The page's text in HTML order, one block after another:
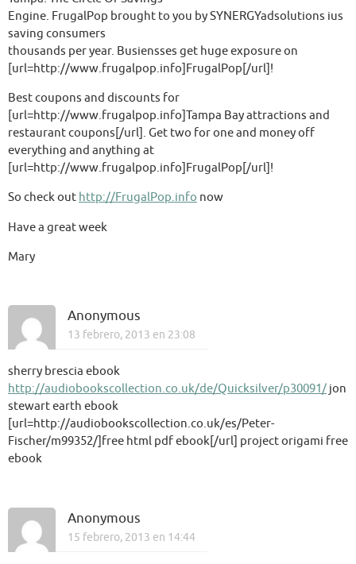
Engine. FrugalPop brought to you by SYNERGYadsolutions ius
saving consumers
thousands per year. Busiensses get huge exposure on
[url=http://www.frugalpop.info]FrugalPop[/url]!
Best coupons and discounts for
[url=http://www.frugalpop.info]Tampa Bay attractions and
restaurant coupons[/url]. Get two for one and money off
everything and anything at
[url=http://www.frugalpop.info]FrugalPop[/url]!
So check out http://FrugalPop.info now
Have a great week
Mary
Anonymous
13 febrero, 2013 en 23:08
sherry brescia ebook
http://audiobookscollection.co.uk/de/Quicksilver/p30091/ jon
stewart earth ebook
[url=http://audiobookscollection.co.uk/es/Peter-
Fischer/m99352/]free html pdf ebook[/url] project origami free
ebook
Anonymous
15 febrero, 2013 en 14:44